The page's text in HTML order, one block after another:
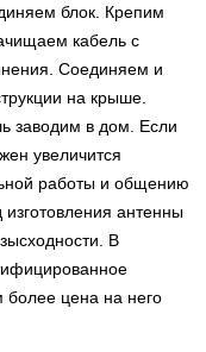
блок. Крепим
кабель с
Соединяем и
на крыше.
заводим в дом. Если
увеличится
работы и общению
антенны
В
более цена на него